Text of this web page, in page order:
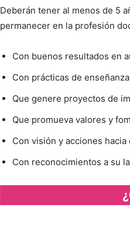
Deberán tener al menos de 5
permanecer en la profesión
Con buenos resultados en
Con prácticas de
Que genere proyectos de
Que promueva valores y
Con visión y acciones
Con reconocimientos a su